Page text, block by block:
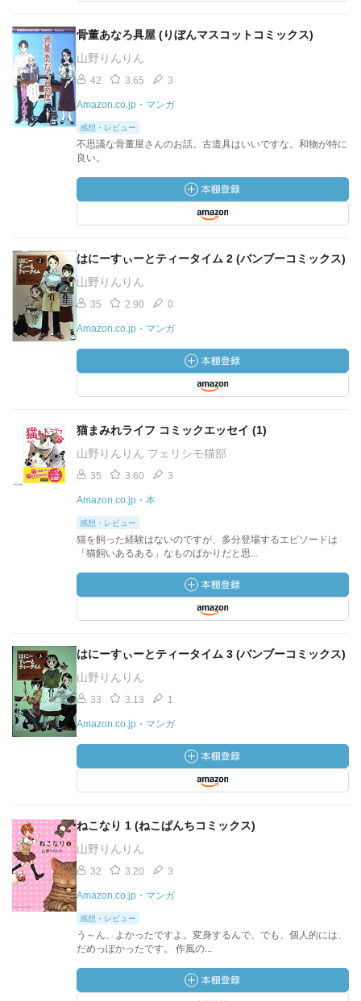
骨董あなろ具屋 (りぼんマスコットコミックス)
山野りんりん
42 3.65 3
Amazon.co.jp・マンガ
感想・レビュー
不思議な骨董屋さんのお話。古道具はいいですな。和物が特に
良い。
はにーすぃーとティータイム 2 (バンブーコミックス)
山野りんりん
35 2.90 0
Amazon.co.jp・マンガ
猫まみれライフ コミックエッセイ (1)
山野りんりん フェリシモ猫部
35 3.60 3
Amazon.co.jp・本
感想・レビュー
猫を飼った経験はないのですが、多分登場するエピソードは
「猫飼いあるある」なものばかりだと思...
はにーすぃーとティータイム 3 (バンブーコミックス)
山野りんりん
33 3.13 1
Amazon.co.jp・マンガ
ねこなり 1 (ねこぱんちコミックス)
山野りんりん
32 3.20 3
Amazon.co.jp・マンガ
感想・レビュー
う～ん、よかったですよ。変身するんで、でも、個人的には、
だめっぽかったです。 作風の...